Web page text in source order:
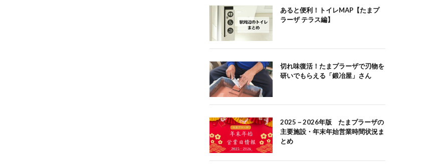
あると便利！トイレMAP【たまプ
ラーザ テラス編】
切れ味復活！たまプラーザで刃物を
研いでもらえる「鍛冶屋」さん
2025－2026年版 たまプラーザの
主要施設・年末年始営業時間状況ま
とめ